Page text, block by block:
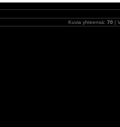
Kuvia yhteensä:70 |